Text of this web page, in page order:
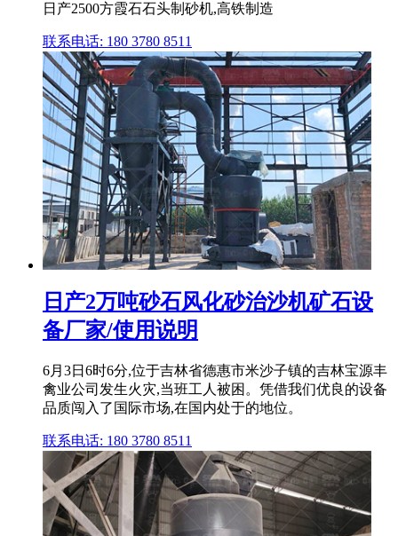
日产2500方霞石石头制砂机,高铁制造
联系电话: 180 3780 8511
日产2万吨砂石风化砂治沙机矿石设
备厂家/使用说明
6月3日6时6分,位于吉林省德惠市米沙子镇的吉林宝源丰
禽业公司发生火灾,当班工人被困。凭借我们优良的设备
品质闯入了国际市场,在国内处于的地位。
联系电话: 180 3780 8511